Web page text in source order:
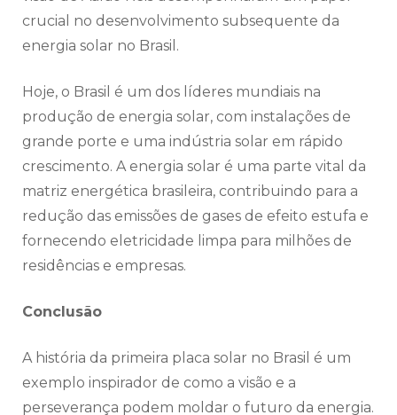
crucial no desenvolvimento subsequente da
energia solar no Brasil.
Hoje, o Brasil é um dos líderes mundiais na
produção de energia solar, com instalações de
grande porte e uma indústria solar em rápido
crescimento. A energia solar é uma parte vital da
matriz energética brasileira, contribuindo para a
redução das emissões de gases de efeito estufa e
fornecendo eletricidade limpa para milhões de
residências e empresas.
Conclusão
A história da primeira placa solar no Brasil é um
exemplo inspirador de como a visão e a
perseverança podem moldar o futuro da energia.